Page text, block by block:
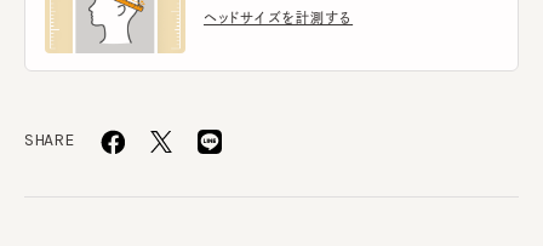
ヘッドサイズを計測する
SHARE